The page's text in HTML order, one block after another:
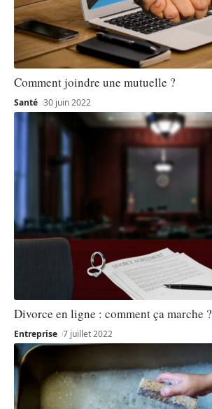
Comment joindre une mutuelle ?
Santé 30 juin 2022
Divorce en ligne : comment ça marche ?
Entreprise 7 juillet 2022